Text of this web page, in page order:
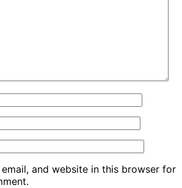
email, and website in this browser for